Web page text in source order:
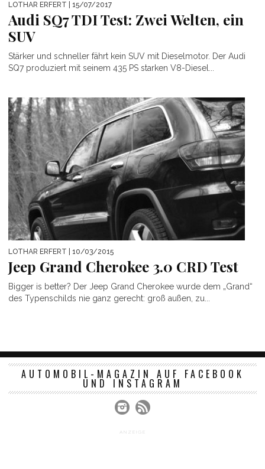
LOTHAR ERFERT | 15/07/2017
Audi SQ7 TDI Test: Zwei Welten, ein
SUV
Stärker und schneller fährt kein SUV mit Dieselmotor. Der Audi
SQ7 produziert mit seinem 435 PS starken V8-Diesel...
LOTHAR ERFERT | 10/03/2015
Jeep Grand Cherokee 3.0 CRD Test
Bigger is better? Der Jeep Grand Cherokee wurde dem „Grand“
des Typenschilds nie ganz gerecht: groß außen, zu...
AUTOMOBIL-MAGAZIN AUF FACEBOOK
UND INSTAGRAM
ANZEIGE